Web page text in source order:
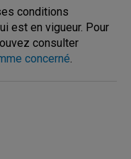
conditions
est en vigueur. Pour
consulter
concerné.